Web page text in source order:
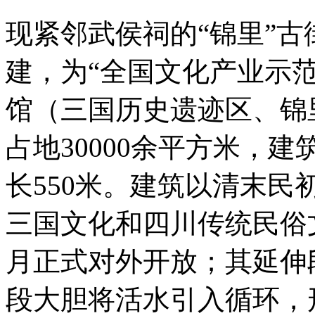
现紧邻武侯祠的“锦里”
建，为“全国文化产业示
馆（三国历史遗迹区、
占地30000余平方米，建
长550米。建筑以清末民
三国文化和四川传统民
月正式对外开放；其延
段大胆将活水引入循环